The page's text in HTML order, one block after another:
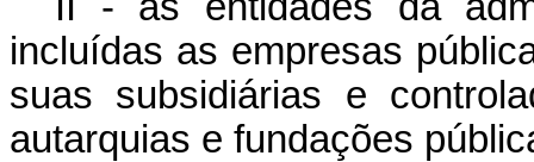
incluídas as empresas
suas subsidiárias e
autarquias e fundações